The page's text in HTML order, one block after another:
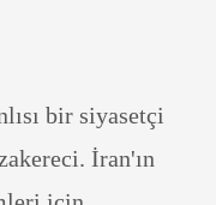
bir siyasetçi
İran'ın